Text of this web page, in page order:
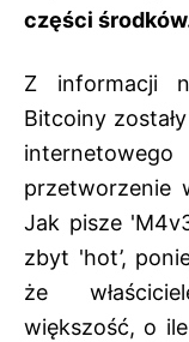
części
Z informacji
Bitcoiny
przetworzenie
Jak pisze
zbyt 'hot’,
że
większość, o